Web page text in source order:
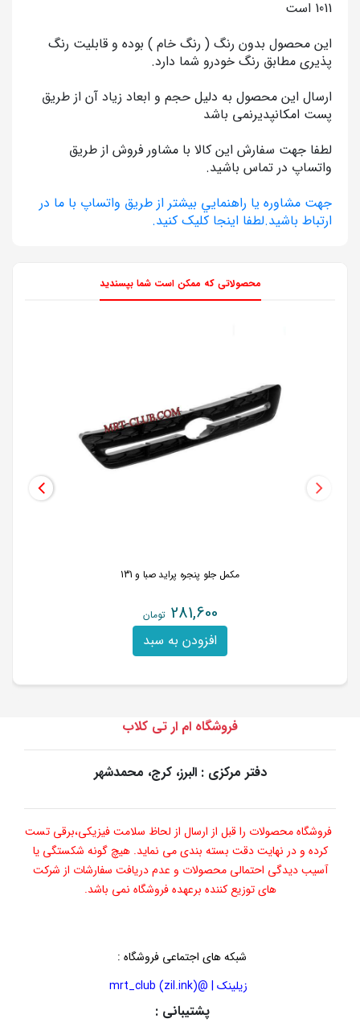
1011 است
این محصول بدون رنگ ( رنگ خام ) بوده و قابلیت رنگ
پذیری مطابق رنگ خودرو شما دارد.
ارسال این محصول به دلیل حجم و ابعاد زیاد آن از طریق
پست امکانپدیرنمی باشد
لطفا جهت سفارش این کالا با مشاور فروش از طریق
واتساپ در تماس باشید.
جهت مشاوره يا راهنمايي بيشتر از طريق واتساپ با ما در
ارتباط باشيد.لطفا اينجا کليک کنيد.
محصولاتی که ممکن است شما بپسندید
مکمل جلو پنجره پراید صبا و 131
281,600 تومان
افزودن به سبد
فروشگاه ام ار تی کلاب
دفتر مرکزی : البرز، کرج، محمدشهر
فروشگاه محصولات را قبل از ارسال از لحاظ سلامت فیزیکی،برقی تست
کرده و در نهایت دقت بسته بندی می نماید. هیچ گونه شکستگی یا
آسیب دیدگی احتمالی محصولات و عدم دریافت سفارشات از شرکت
های توزیع کننده برعهده فروشگاه نمی باشد.
شبکه های اجتماعی فروشگاه :
زیلینک | @mrt_club (zil.ink)
پشتیبانی :